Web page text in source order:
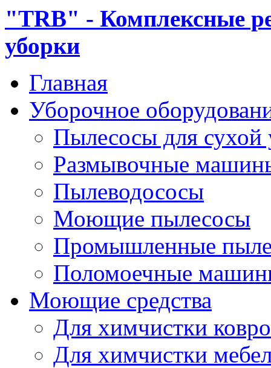
"TRB" - Комплексные
уборки
Главная
Уборочное
Пылесосы для сухой
Размывочные
Пылеводососы
Моющие пылесосы
Промышленные
Поломоечные
Моющие средства
Для химчистки
Для химчистки